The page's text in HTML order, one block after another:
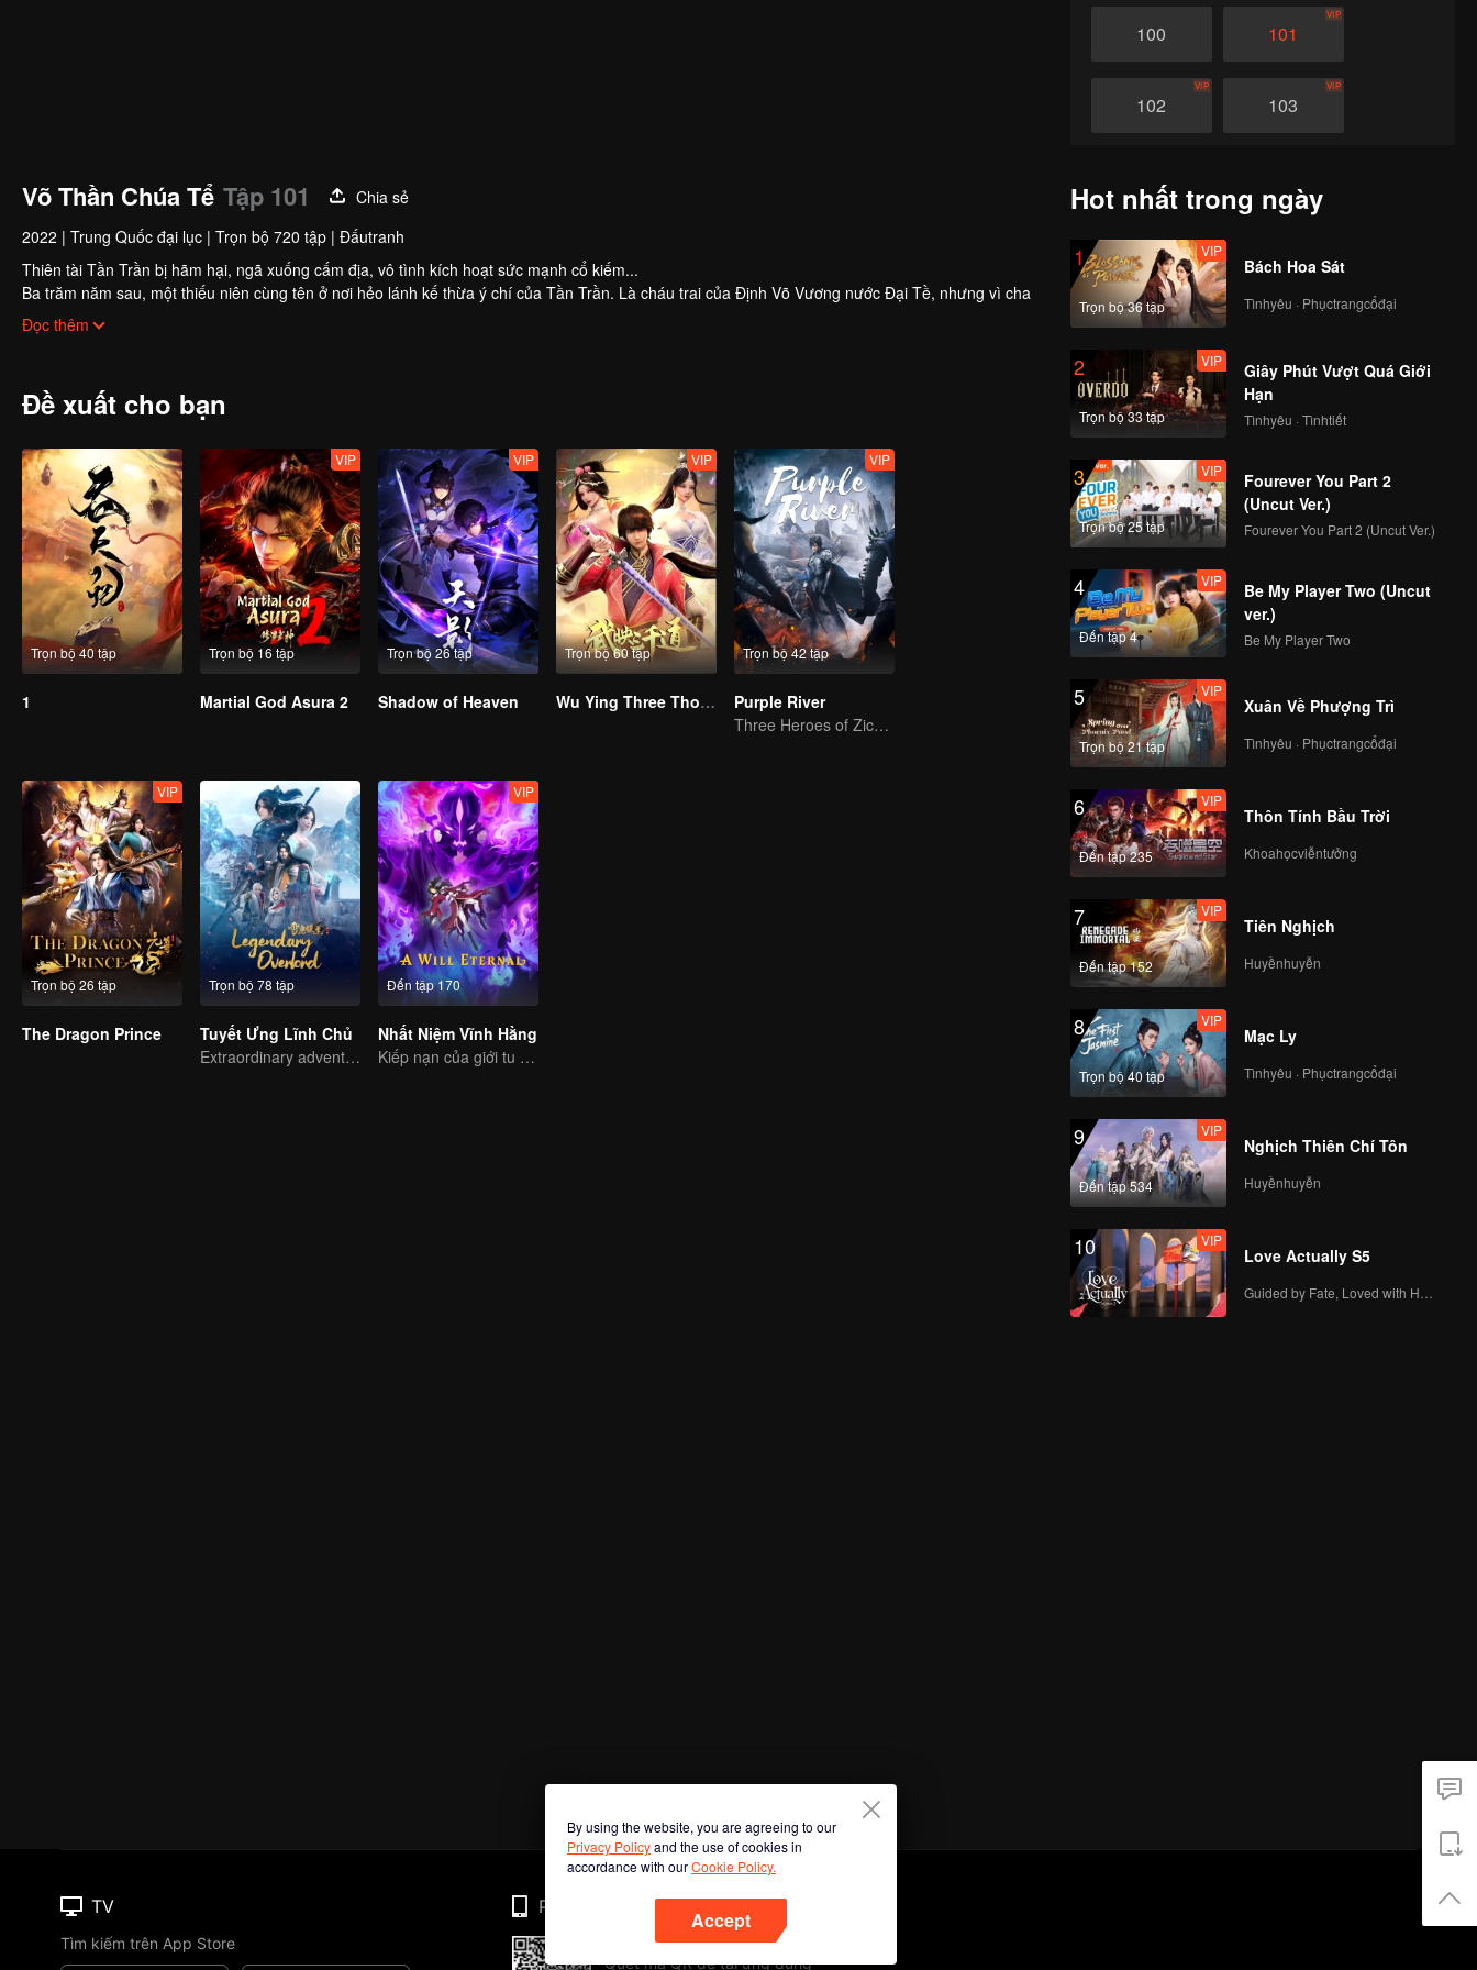
100 101
VIP
102
VIP
103
VIP
106
108
VIP
109
VIP
110
VIP
111
VIP
112
114
VIP
115
VIP
116
VIP
117
VIP
118
VIP
120
VIP
Võ Thần Chúa Tể Tập 101
Chia sẻ
2022 | Trung Quốc đại lục | Trọn bộ 720 tập | Đấutranh
Thiên tài Tần Trần bị hãm hại, ngã xuống cấm địa, vô tình kích hoạt sức mạnh cổ kiếm...
Ba trăm năm sau, một thiếu niên cùng tên ở nơi hẻo lánh kế thừa ý chí của Tần Trần. Là cháu trai của Định Võ Vương nước Đại Tề, nhưng vì cha
không rõ lai lịch, mẹ con bị coi thường.
Để viết lại huyền thoại, bảo vệ người thân, Tần Trần gánh vác trọng trách, lại bước lên con đường võ đạo.
Đọc thêm
Đề xuất cho bạn
Trọn bộ 40 tập
1
Trọn bộ 16 tập
VIP
Martial God Asura 2
Trọn bộ 26 tập
VIP
Shadow of Heaven
Trọn bộ 60 tập
VIP
Wu Ying Three Thousand Paths
Trọn bộ 42 tập
VIP
Purple River
Three Heroes of Zichuan's adventure on Xichuan Continent
Trọn bộ 26 tập
VIP
The Dragon Prince
Trọn bộ 78 tập
Tuyết Ưng Lĩnh Chủ
Extraordinary adventure, a teenager reborn from adversity.
Đến tập 170
VIP
Nhất Niệm Vĩnh Hằng
Kiếp nạn của giới tu tiên đã trở lại!
Hot nhất trong ngày
1
Trọn bộ 36 tập
VIP
Bách Hoa Sát
Tìnhyêu · Phụctrangcổđại
2
Trọn bộ 33 tập
VIP
Giây Phút Vượt Quá Giới
Hạn
Tìnhyêu · Tìnhtiết
3
Trọn bộ 25 tập
VIP
Fourever You Part 2
(Uncut Ver.)
Fourever You Part 2 (Uncut Ver.)
4
Đến tập 4
VIP
Be My Player Two (Uncut
ver.)
Be My Player Two
5
Trọn bộ 21 tập
VIP
Xuân Về Phượng Trì
Tìnhyêu · Phụctrangcổđại
6
Đến tập 235
VIP
Thôn Tính Bầu Trời
Khoahọcviễntưởng
7
Đến tập 152
VIP
Tiên Nghịch
Huyềnhuyễn
8
Trọn bộ 40 tập
VIP
Mạc Ly
Tìnhyêu · Phụctrangcổđại
9
Đến tập 534
VIP
Nghịch Thiên Chí Tôn
Huyềnhuyễn
10 VIP
Love Actually S5
By using the website, you are agreeing to our
Privacy Policyand the use of cookies in
accordance with ourCookie Policy.
Accept
TV
Tìm kiếm trên App Store
Phone
Quét mã QR để tải ứng dụng